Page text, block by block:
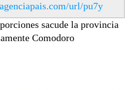
url/pu7y
sacude la provincia
Comodoro